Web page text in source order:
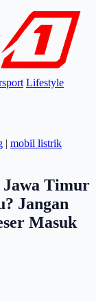
Lifestyle
| mobil listrik
Jawa Timur
Jangan
Masuk